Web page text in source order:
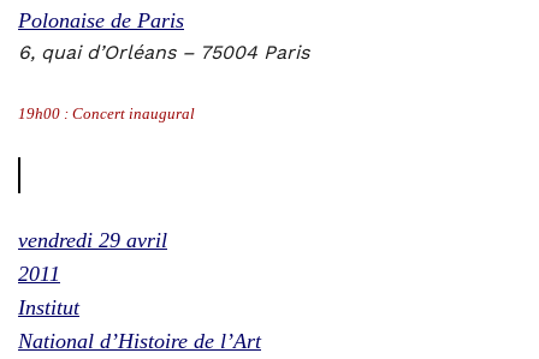
Polonaise de Paris
6, quai d’Orléans – 75004 Paris
19h00 : Concert inaugural
vendredi 29 avril
2011
Institut
National d’Histoire de l’Art